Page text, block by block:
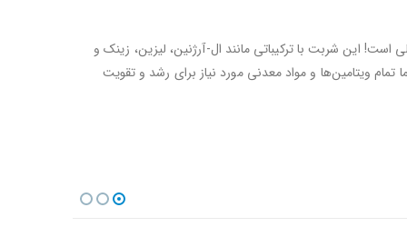
این شربت با ترکیباتی مانند ال-آرژنین، لیزین، زینک و
ویتامین‌ها و مواد معدنی مورد نیاز برای رشد و تقویت